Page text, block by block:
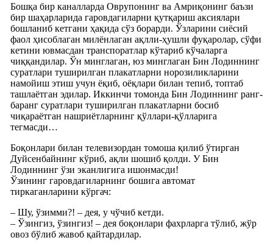
Бошқа бир каналларда Оврупонинг ва Амриқонинг баъзи
бир шаҳарларида гаровдагиларни қутқариш аксиялари
бошланиб кетгани ҳақида сўз борарди. Ўзларини сиёсий
фаол ҳисоблаган милёнлаган ақлли-ҳушли фуқаролар, сўфи
кетини ювмасдан транспоратлар кўтариб кўчаларга
чиққандилар. Ўн минглаган, юз минглаган Бин Лодиннинг
суратлари туширилган плакатларни норозиликларини
намойиш этиш учун ёқиб, оёқлари билан тепиб, топтаб
ташлаётган эдилар. Иккинчи томонда Бин Лодиннинг ранг-
баранг суратлари туширилган плакатларни босиб
чиқараётган нашриётларнинг қўллари-қўлларига
тегмасди…
Боқонлари билан телевизордан томоша қилиб ўтирган
Дуйсенбайнинг кўриб, ақли шошиб қолди. У Бин
Лодиннинг ўзи эканлигига ишонмасди!
Ўзининг гаровдагиларнинг бошига автомат
тиркаганларини кўргач:
– Шу, ўзимми?! – дея, у чўчиб кетди.
– Ўзингиз, ўзингиз! – дея боқонлари фахрларга тўлиб, жўр
овоз бўлиб жавоб қайтардилар.